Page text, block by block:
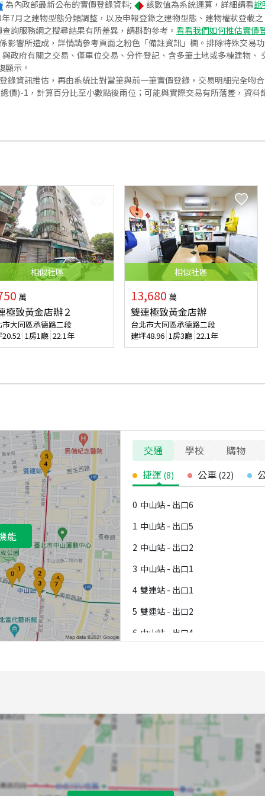
為內政部最新公布的實價登錄資料; 該數值為系統運算，詳細請看說
7月之建物型態分類調整，以及申報登錄之建物型態、建物權狀登載
詢服務網之搜尋結果有所差異，請斟酌參考。 看看我們如何推估實價
影響所造成，詳情請參考頁面之粉色「備註資訊」欄。排除特殊交易
政府有關之交易、僅車位交易、分件登記、含多筆土地或多棟建物、
顯示。
錄資訊推估，再由系統比對當筆與前一筆實價登錄，交易明細完全吻
價)-1，計算百分比至小數點後兩位；可能與實際交易有所落差，資料
相似社區
萬
極致黃金店辦２
市大同區承德路二段
20.52 1房1廳 22.1年
相似社區
13,680 萬
雙連極致黃金店辦
台北市大同區承德路二段
建坪48.96 1房3廳 22.1年
能
交通 學校
購物
捷運 (8) 公車 (22)
0 中山站 - 出口6
1 中山站 - 出口5
2 中山站 - 出口2
3 中山站 - 出口1
4 雙連站 - 出口1
5 雙連站 - 出口2
6 中山站 - 出口4